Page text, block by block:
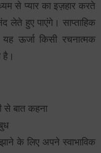
से प्यार का इज़हार करते
लेते हुए पाएंगे। साप्ताहिक
ऊर्जा किसी रचनात्मक
है।
से बात कहना
के लिए अपने स्वाभाविक